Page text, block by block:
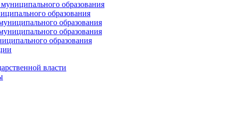
образования
образования
образования
образования
образования
власти